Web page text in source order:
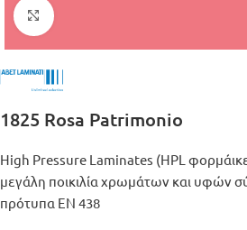
Μεγέθυνση
1825 Rosa Patrimonio
High Pressure Laminates (HPL
μεγάλη ποικιλία χρωμάτων και υφών
πρότυπα ΕΝ 438